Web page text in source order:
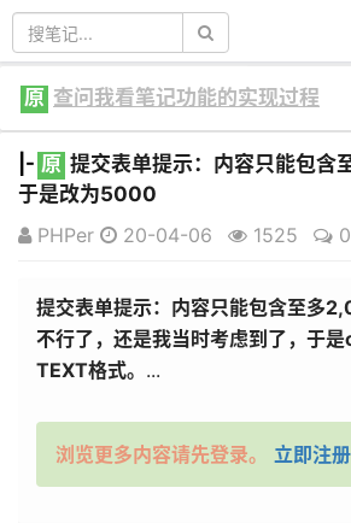
原 查问我看笔记功能的实现过程
|- 原 提交表单提示：内容只能包含
于是改为5000
PHPer
20-04-06 1525 0
提交表单提示： 内容只能包含至多
不行了，还是我当时考虑到了，于
TEXT格式。 ...
浏览更多内容请先登录。 立即注册